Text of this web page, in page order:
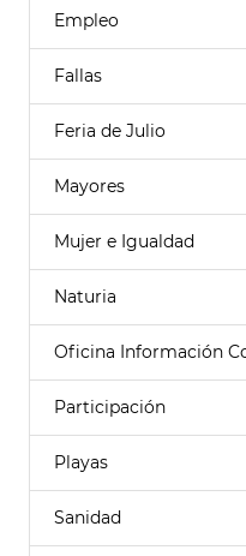
Empleo
Fallas
Feria de Julio
Mayores
Mujer e Igualdad
Naturia
Oficina Información
Participación
Playas
Sanidad